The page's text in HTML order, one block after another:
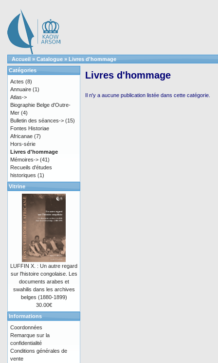
Accueil » Catalogue » Livres d'hommage
Livres d'hommage
Il n'y a aucune publication listée dans cette catégorie.
Catégories
Actes (8)
Annuaire (1)
Atlas->
Biographie Belge d'Outre-
Mer (4)
Bulletin des séances-> (15)
Fontes Historiae
Africanae (7)
Hors-série
Livres d'hommage
Mémoires-> (41)
Recueils d'études
historiques (1)
Vitrine
LUFFIN X. : Un autre regard
sur l'histoire congolaise. Les
documents arabes et
swahilis dans les archives
belges (1880-1899)
30.00€
Informations
Coordonnées
Remarque sur la
confidentialité
Conditions générales de
vente